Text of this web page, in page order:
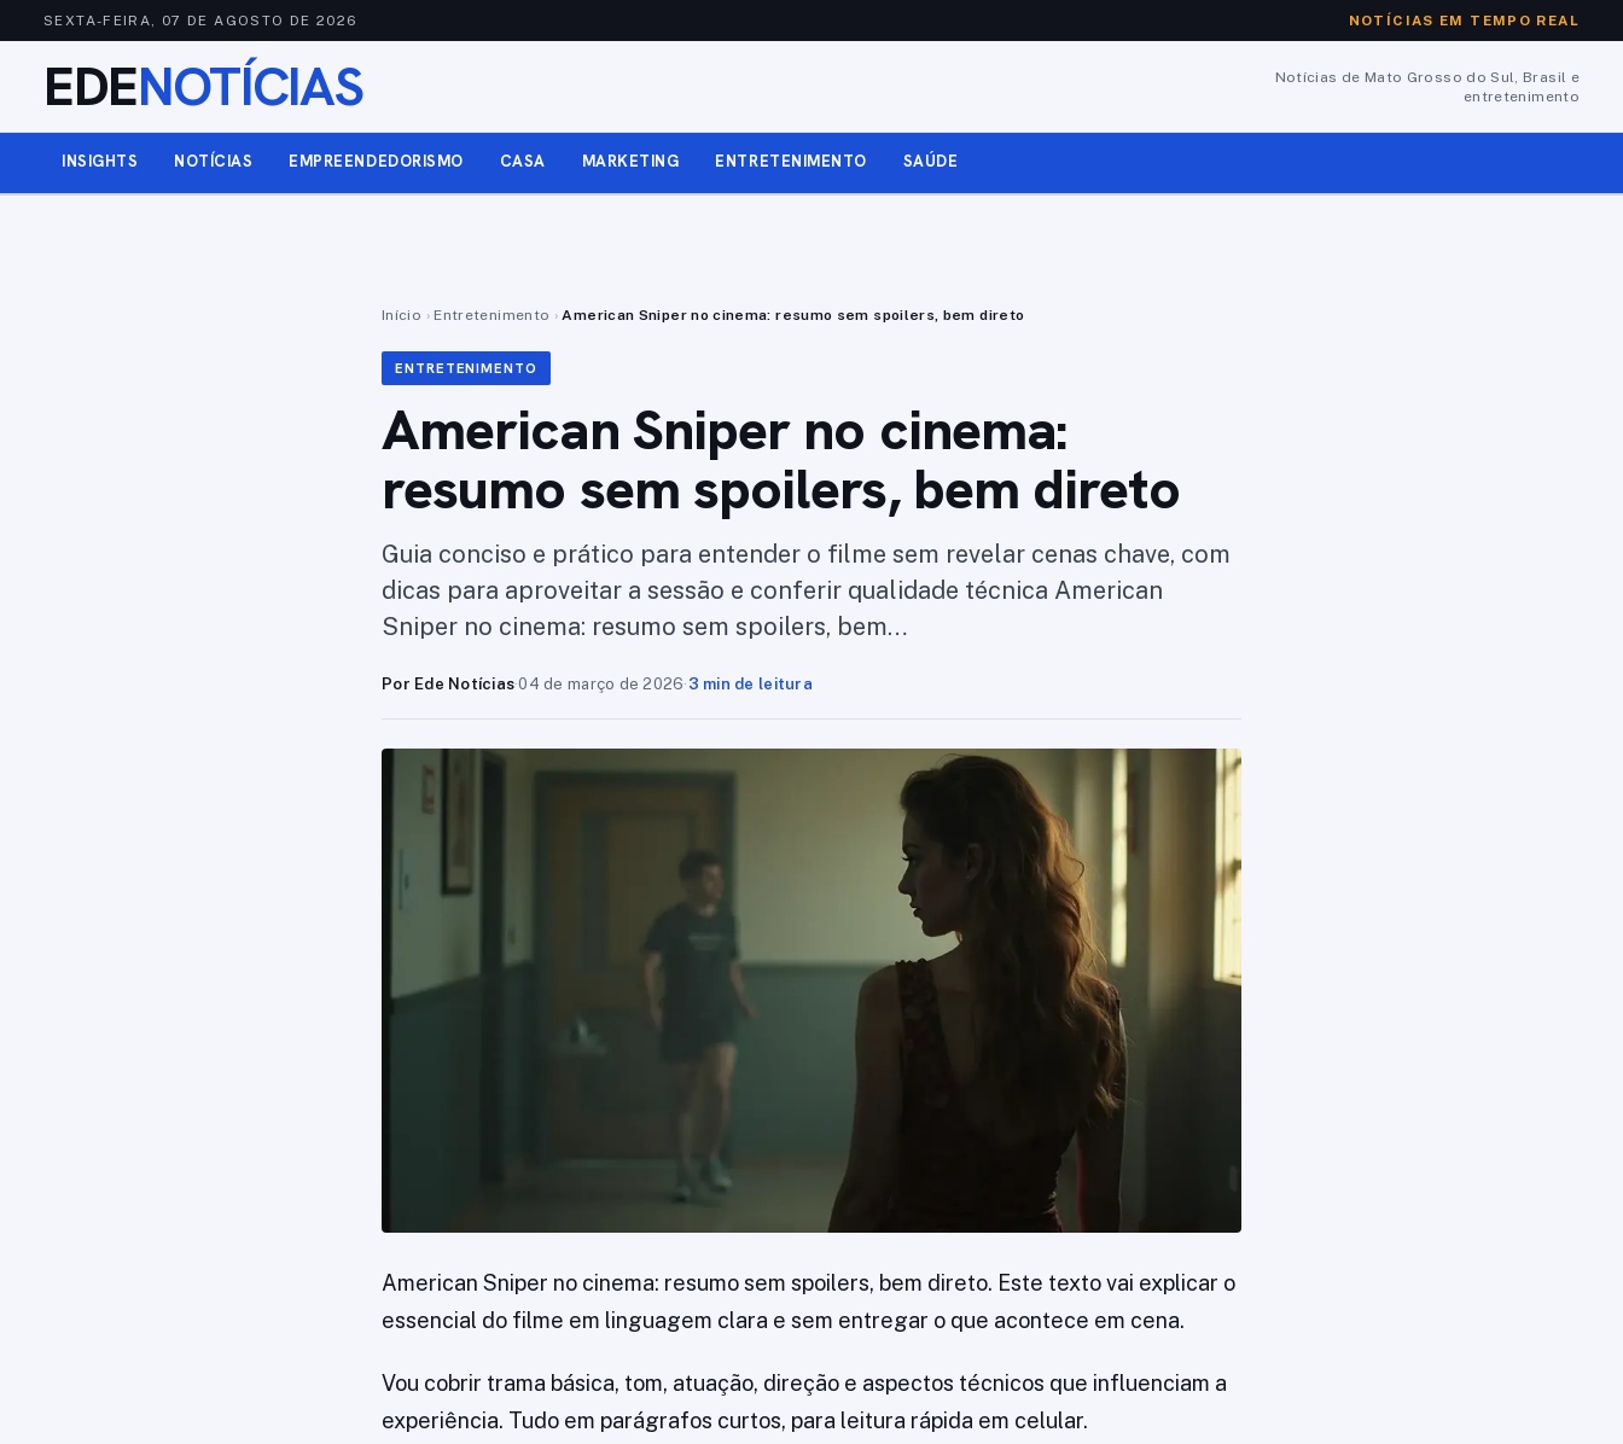
SEXTA-FEIRA, 07 DE AGOSTO DE 2026 NOTÍCIAS EM TEMPO REAL
EDENOTÍCIAS
Notícias de Mato Grosso do Sul, Brasil e
entretenimento
INSIGHTS NOTÍCIAS EMPREENDEDORISMO CASA MARKETING ENTRETENIMENTO SAÚDE
Início › Entretenimento › American Sniper no cinema: resumo sem spoilers, bem direto
ENTRETENIMENTO
American Sniper no cinema:
resumo sem spoilers, bem direto
Guia conciso e prático para entender o filme sem revelar cenas chave, com
dicas para aproveitar a sessão e conferir qualidade técnica American
Sniper no cinema: resumo sem spoilers, bem…
Por Ede Notícias·04 de março de 2026· 3 min de leitura
American Sniper no cinema: resumo sem spoilers, bem direto. Este texto vai explicar o
essencial do filme em linguagem clara e sem entregar o que acontece em cena.
Vou cobrir trama básica, tom, atuação, direção e aspectos técnicos que influenciam a
experiência. Tudo em parágrafos curtos, para leitura rápida em celular.